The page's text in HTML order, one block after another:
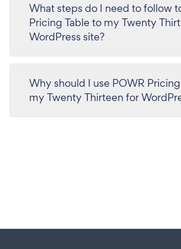
What steps do I need to follow
Pricing Table to my Twenty
WordPress site?
Why should I use POWR
my Twenty Thirteen for